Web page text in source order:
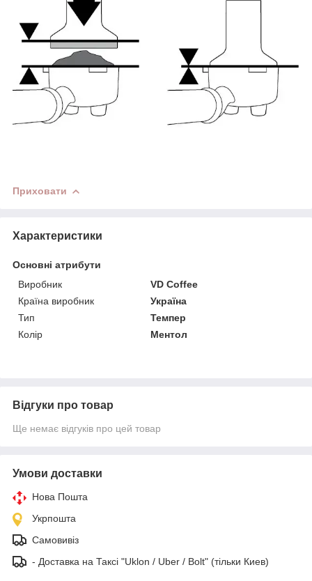
Приховати
Характеристики
Основні атрибути
Виробник
VD Coffee
Країна виробник
Україна
Тип
Темпер
Колір
Ментол
Відгуки про товар
Ще немає відгуків про цей товар
Умови доставки
Нова Пошта
Укрпошта
Самовивіз
- Доставка на Таксі "Uklon / Uber / Bolt" (тільки Киев)